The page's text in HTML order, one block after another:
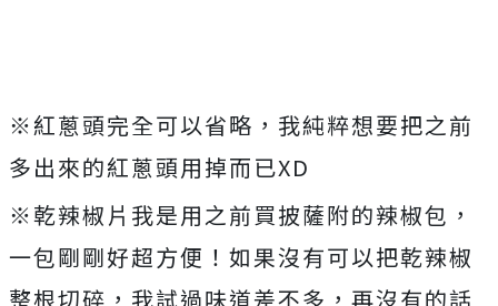
※紅蔥頭完全可以省略，我純粹想要把之前
多出來的紅蔥頭用掉而已XD
※乾辣椒片我是用之前買披薩附的辣椒包，
一包剛剛好超方便！如果沒有可以把乾辣椒
整根切碎，我試過味道差不多，再沒有的話